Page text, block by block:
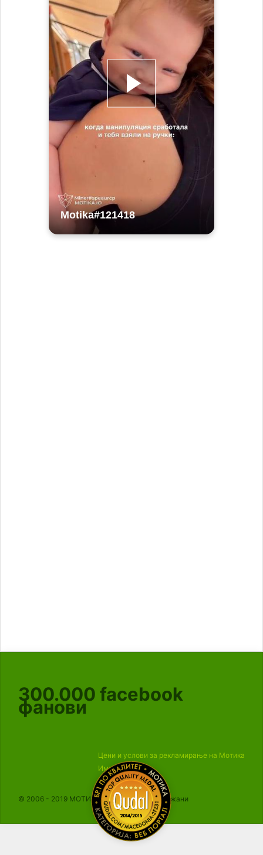
300.000 facebook
фанови
Цени и услови за рекламирање на Мотика
Импресум
© 2006 - 2019 МОТИКА, Сите права се задржани